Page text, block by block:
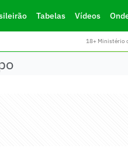
Tabelas Vídeos
18+ Ministério